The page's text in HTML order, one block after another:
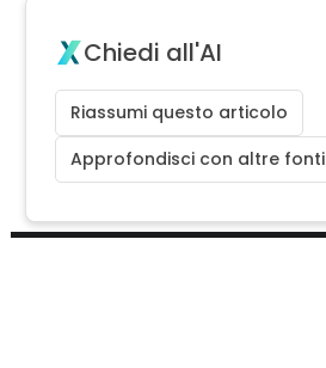
Chiedi all'AI
Riassumi questo articolo
Approfondisci con altre fonti